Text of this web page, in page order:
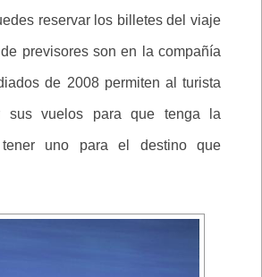
reservar los billetes del viaje
previsores son en la compañía
de 2008 permiten al turista
sus vuelos para que tenga la
uno para el destino que